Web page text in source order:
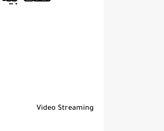
Video Streaming